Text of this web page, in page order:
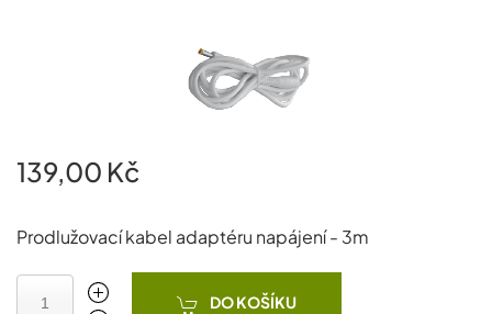
139,00 Kč
Prodlužovací kabel adaptéru napájení - 3m
DO KOŠÍKU